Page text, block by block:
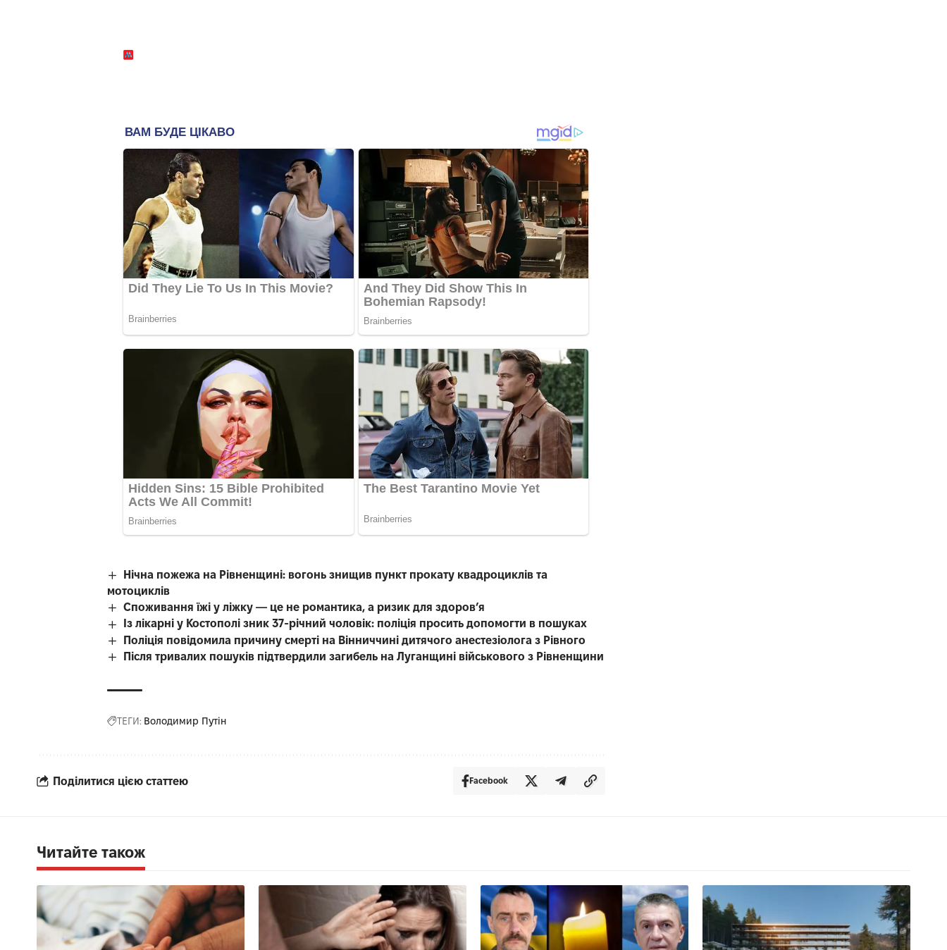
Нічна пожежа на Рівненщині: вогонь знищив пункт прокату квадроциклів та
мотоциклів
Споживання їжі у ліжку — це не романтика, а ризик для здоров’я
Із лікарні у Костополі зник 37-річний чоловік: поліція просить допомогти в пошуках
Поліція повідомила причину смерті на Вінниччині дитячого анестезіолога з Рівного
Після тривалих пошуків підтвердили загибель на Луганщині військового з Рівненщини
ТЕГИ: Володимир Путін
Поділитися цією статтею Facebook
Читайте також